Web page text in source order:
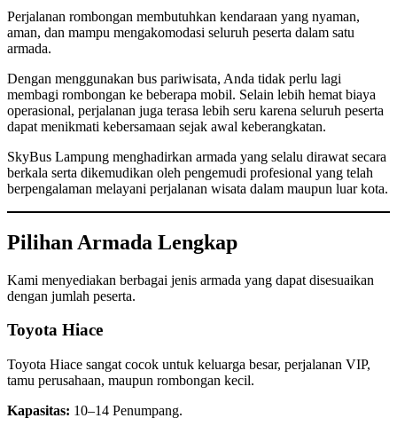
Perjalanan rombongan membutuhkan kendaraan yang nyaman,
aman, dan mampu mengakomodasi seluruh peserta dalam satu
armada.
Dengan menggunakan bus pariwisata, Anda tidak perlu lagi
membagi rombongan ke beberapa mobil. Selain lebih hemat biaya
operasional, perjalanan juga terasa lebih seru karena seluruh peserta
dapat menikmati kebersamaan sejak awal keberangkatan.
SkyBus Lampung menghadirkan armada yang selalu dirawat secara
berkala serta dikemudikan oleh pengemudi profesional yang telah
berpengalaman melayani perjalanan wisata dalam maupun luar kota.
Pilihan Armada Lengkap
Kami menyediakan berbagai jenis armada yang dapat disesuaikan
dengan jumlah peserta.
Toyota Hiace
Toyota Hiace sangat cocok untuk keluarga besar, perjalanan VIP,
tamu perusahaan, maupun rombongan kecil.
Kapasitas: 10–14 Penumpang.